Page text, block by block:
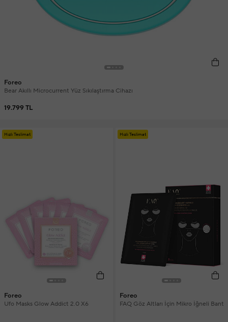
Foreo
Bear Akıllı Microcurrent Yüz Sıkılaştırma Cihazı
19.799 TL
Hızlı Teslimat
Foreo
Ufo Masks Glow Addict 2.0 X6
Hızlı Teslimat
Foreo
FAQ Göz Altları İçin Mikro İğneli Bant